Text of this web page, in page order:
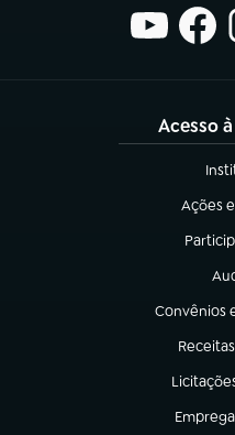
Acesso
Ações
(abre
(abre
Convênios
(abre em
(abre
(abre em
(abre